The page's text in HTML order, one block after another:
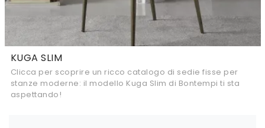
KUGA SLIM
Clicca per scoprire un ricco catalogo di sedie fisse per
stanze moderne: il modello Kuga Slim di Bontempi ti sta
aspettando!